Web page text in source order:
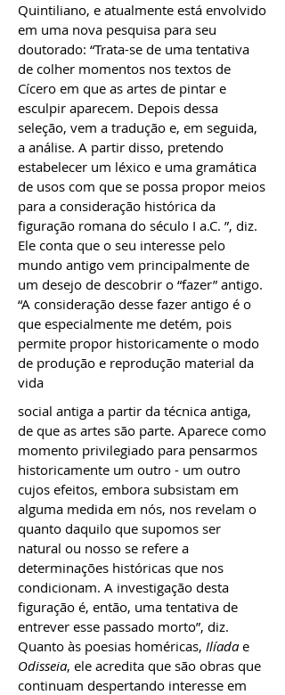
Quintiliano, e atualmente está envolvido
em uma nova pesquisa para seu
doutorado: “Trata-se de uma tentativa
de colher momentos nos textos de
Cícero em que as artes de pintar e
esculpir aparecem. Depois dessa
seleção, vem a tradução e, em seguida,
a análise. A partir disso, pretendo
estabelecer um léxico e uma gramática
de usos com que se possa propor meios
para a consideração histórica da
figuração romana do século I a.C. ”, diz.
Ele conta que o seu interesse pelo
mundo antigo vem principalmente de
um desejo de descobrir o “fazer” antigo.
“​A consideração desse fazer antigo é o
que especialmente me detém, pois
permite propor historicamente o modo
de produção e reprodução material da
vida
social antiga a partir da técnica antiga,
de que as artes são parte. Aparece como
momento privilegiado para pensarmos
historicamente um outro - um outro
cujos efeitos, embora subsistam em
alguma medida em nós, nos revelam o
quanto daquilo que supomos ser
natural ou nosso se refere a
determinações históricas que nos
condicionam. A investigação desta
figuração é, então, uma tentativa de
entrever esse passado morto”, diz.
Quanto às poesias homéricas, Ilíadae
Odisseia, ele acredita que são obras que
continuam despertando interesse em